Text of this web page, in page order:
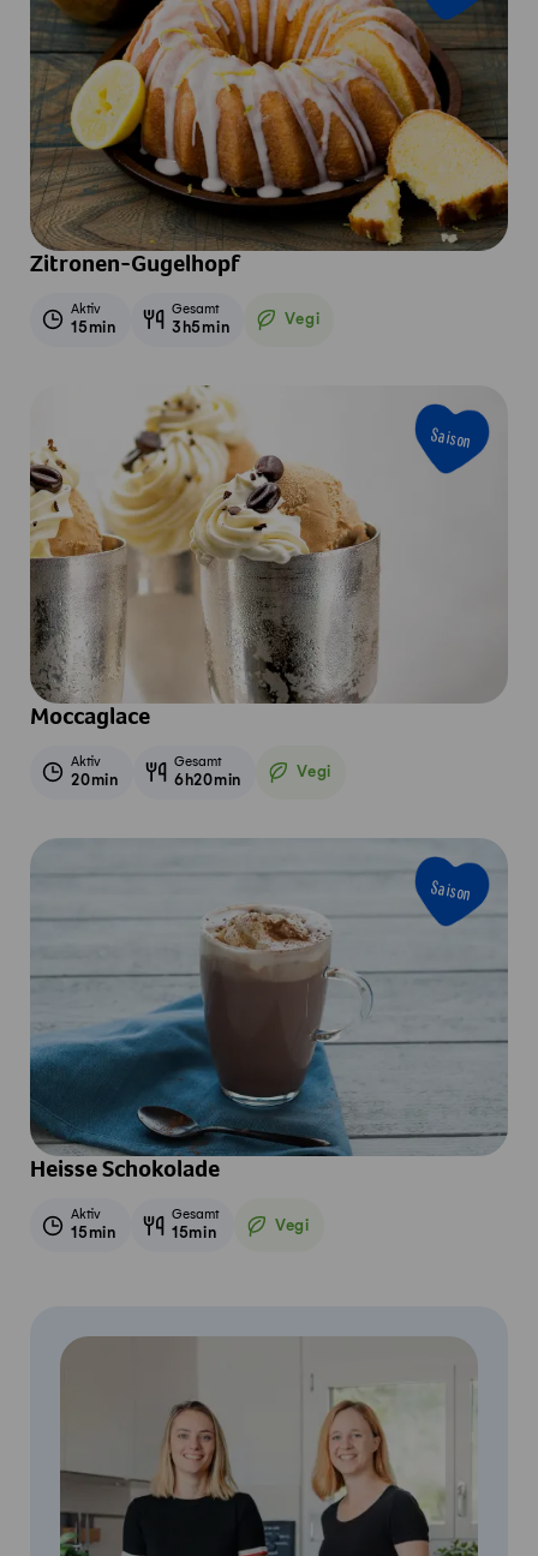
Zitronen-Gugelhopf
Aktiv
15min
Gesamt
3h5min Vegi
Vegetarisch
Saison
Moccaglace
Aktiv
20min
Gesamt
6h20min Vegi
Vegetarisch
Saison
Heisse Schokolade
Aktiv
15min
Gesamt
15min Vegi
Vegetarisch